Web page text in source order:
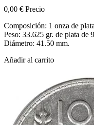
0,00 € Precio
Composición: 1 onza de
Peso: 33.625 gr. de plata de
Diámetro: 41.50 mm.
Añadir al carrito